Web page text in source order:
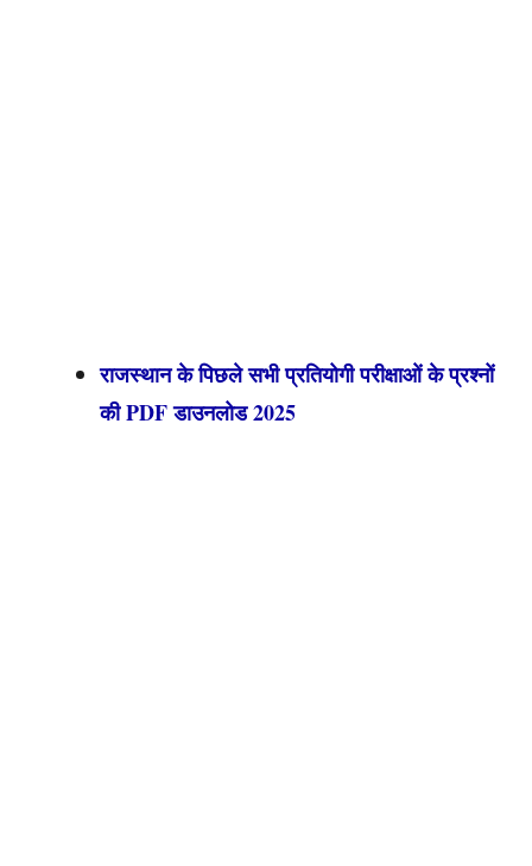
राजस्थान के पिछले सभी प्रतियोगी परीक्षाओं के प्रश्नों
की PDF डाउनलोड 2025